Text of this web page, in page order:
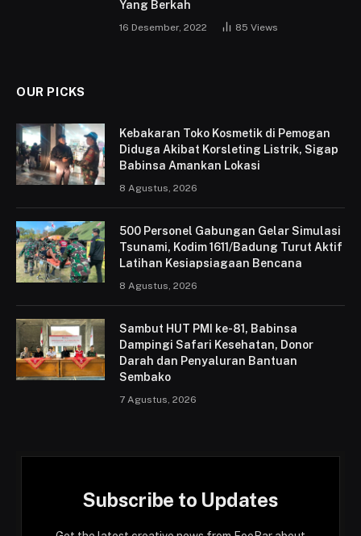
Yang Berkah
16 Desember, 2022 85 Views
OUR PICKS
Kebakaran Toko Kosmetik di Pemogan
Diduga Akibat Korsleting Listrik, Sigap
Babinsa Amankan Lokasi
8 Agustus, 2026
500 Personel Gabungan Gelar Simulasi
Tsunami, Kodim 1611/Badung Turut Aktif
Latihan Kesiapsiagaan Bencana
8 Agustus, 2026
Sambut HUT PMI ke-81, Babinsa
Dampingi Safari Kesehatan, Donor
Darah dan Penyaluran Bantuan
Sembako
7 Agustus, 2026
Subscribe to Updates